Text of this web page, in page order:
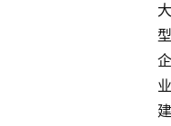
大
型
企
业
建